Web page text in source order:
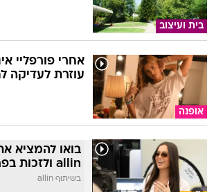
בית ועיצוב
אופנה
אחרי פורפליי
עוזרת לעדיקה
בואו להמציא
allin ולזכות בפרסים
בשיתוף allin